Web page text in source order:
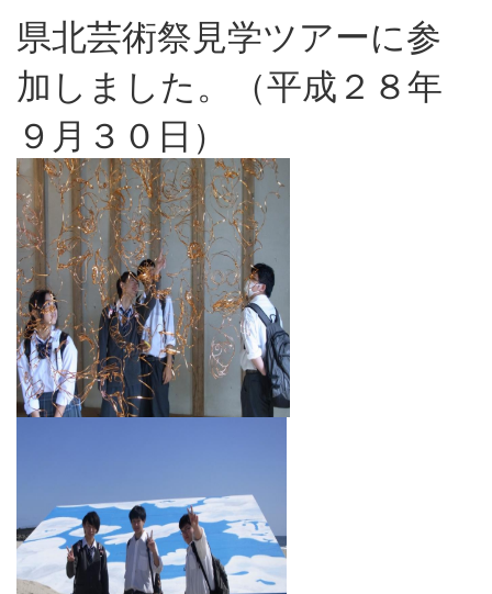
県北芸術祭見学ツアーに参
加しました。（平成２８年
９月３０日）